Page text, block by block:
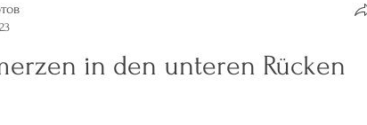
in den unteren Rücken